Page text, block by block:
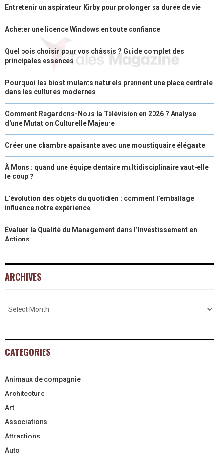
Entretenir un aspirateur Kirby pour prolonger sa durée de vie
Acheter une licence Windows en toute confiance
Quel bois choisir pour vos châssis ? Guide complet des
principales essences
Pourquoi les biostimulants naturels prennent une place centrale
dans les cultures modernes
Comment Regardons-Nous la Télévision en 2026 ? Analyse
d'une Mutation Culturelle Majeure
Créer une chambre apaisante avec une moustiquaire élégante
À Mons : quand une équipe dentaire multidisciplinaire vaut-elle
le coup ?
L’évolution des objets du quotidien : comment l’emballage
influence notre expérience
Évaluer la Qualité du Management dans l’Investissement en
Actions
ARCHIVES
CATEGORIES
Animaux de compagnie
Architecture
Art
Associations
Attractions
Auto